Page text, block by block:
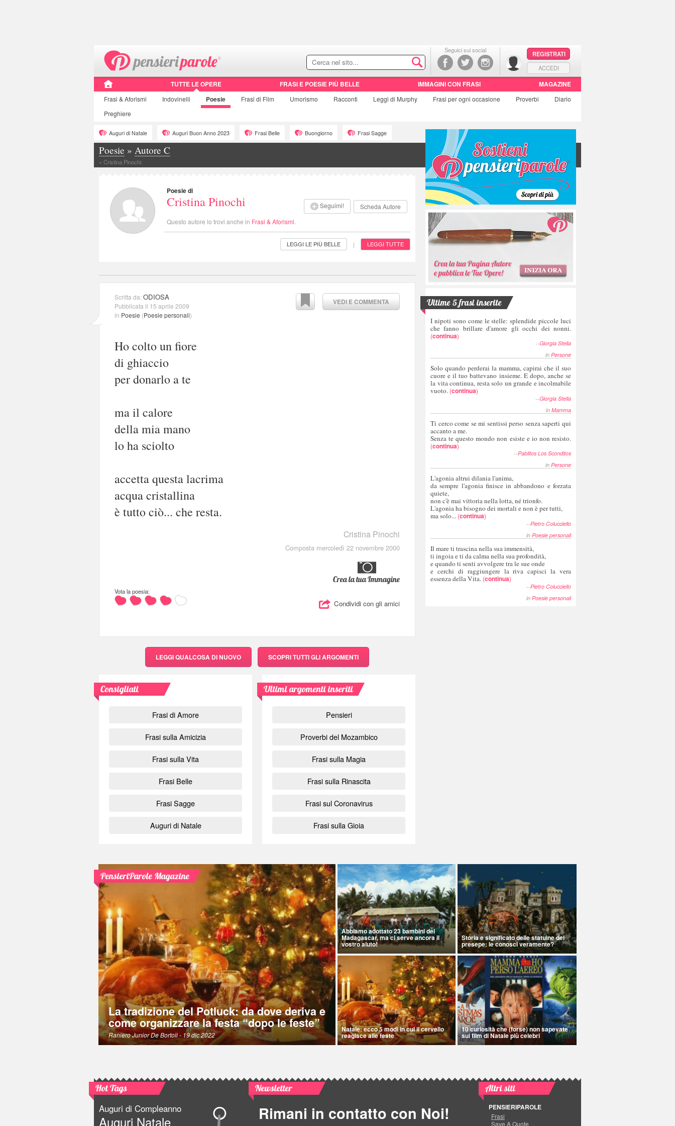
Seguici sui social
REGISTRATI
ACCEDI
TUTTE LE OPERE FRASI E POESIE PIÙ BELLE IMMAGINI CON FRASI MAGAZINE
Frasi & Aforismi Indovinelli Poesie Frasi di Film Umorismo Racconti Leggi di Murphy Frasi per ogni occasione Proverbi
Diario
Preghiere
Auguri di Natale Auguri Buon Anno 2023 Frasi Belle Buongiorno Frasi Sagge
Poesie » Autore C
» Cristina Pinochi
Seguimi! Scheda Autore
Poesie di
Cristina Pinochi
Questo autore lo trovi anche in Frasi & Aforismi
LEGGI LE PIÙ BELLE | LEGGI TUTTE
VEDI E COMMENTA
Scritta da:ODIOSA
Pubblicata il 15 aprile 2009
in Poesie (Poesie personali)
Ho colto un fiore
di ghiaccio
per donarlo a te
ma il calore
della mia mano
lo ha sciolto
accetta questa lacrima
acqua cristallina
è tutto ciò... che resta.
Cristina Pinochi
Composta mercoledì 22 novembre 2000
Crea la tua Immagine
Vota la poesia:
Condividi con gli amici
LEGGI QUALCOSA DI NUOVO SCOPRITUTTI GLI ARGOMENTI
Consigliati
Frasi di Amore
Frasi sulla Amicizia
Frasi sulla Vita
Frasi Belle
Frasi Sagge
Auguri di Natale
Ultimi argomenti inseriti
Pensieri
Proverbi del Mozambico
Frasi sulla Magia
Frasi sulla Rinascita
Frasi sul Coronavirus
Frasi sulla Gioia
Ultime 5 frasi inserite
I nipoti sono come le stelle: splendide piccole luci
che fanno brillare d'amore gli occhi dei nonni.
(continua)
--Giorgia Stella
in Persone
Solo quando perderai la mamma, capirai che il suo
cuore e il tuo battevano insieme. E dopo, anche se
la vita continua, resta solo un grande e incolmabile
vuoto. (continua)
--Giorgia Stella
in Mamma
Ti cerco come se mi sentissi perso senza saperti qui
accanto a me.
Senza te questo mondo non esiste e io non resisto.
(continua)
--Pablitos Los Sconditos
in Persone
L'agonia altrui dilania l'anima,
da sempre l'agonia finisce in abbandono e forzata
quiete,
non c'è mai vittoria nella lotta, né trionfo.
L'agonia ha bisogno dei mortali e non è per tutti,
ma solo... (continua)
--Pietro Colucciello
in Poesie personali
Il mare ti trascina nella sua immensità,
ti ingoia e ti da calma nella sua profondità,
e quando ti senti avvolgere tra le sue onde
e cerchi di raggiungere la riva capisci la vera
essenza della Vita. (continua)
--Pietro Colucciello
in Poesie personali
PensieriParole Magazine
La tradizione del Potluck: da dove deriva e
come organizzare la festa “dopo le feste”
Raniero Junior De Bortoli- 19 dic 2022
Abbiamo adottato 23 bambini del
Madagascar, ma ci serve ancora il
vostro aiuto!
Storia e significato delle statuine del
presepe: le conosci veramente?
Natale: ecco 5 modi in cui il cervello
reagisce alle feste
10 curiosità che (forse) non sapevate
sui film di Natale più celebri
Hot Tags
Auguri di Compleanno
Auguri Natale
Newsletter
Rimani in contatto con Noi!
Altri siti
PENSIERIPAROLE
Frasi
Save A Quote